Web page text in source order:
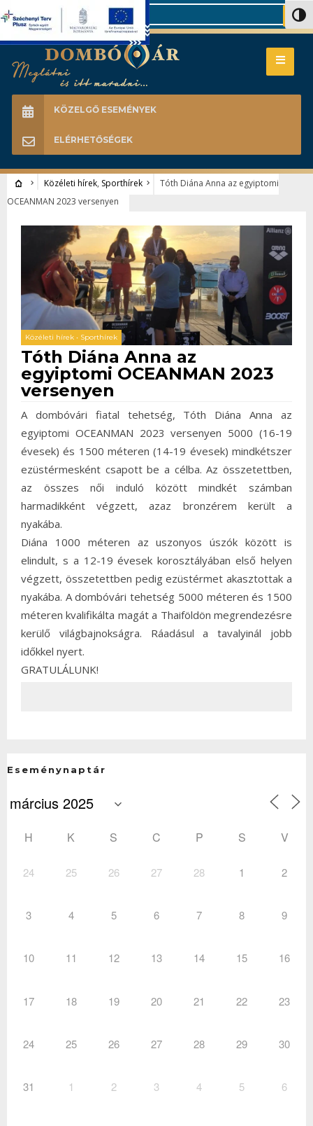
Search
KÖZELGŐ ESEMÉNYEK
ELÉRHETŐSÉGEK
Közéleti hírek, Sporthírek
Tóth Diána Anna az egyiptomi
OCEANMAN 2023 versenyen
Közéleti hírek • Sporthírek
Tóth Diána Anna az
egyiptomi OCEANMAN 2023
versenyen
A dombóvári fiatal tehetség, Tóth Diána Anna az
egyiptomi OCEANMAN 2023 versenyen 5000 (16-19
évesek) és 1500 méteren (14-19 évesek) mindkétszer
ezüstérmesként csapott be a célba. Az összetettben,
az összes női induló között mindkét számban
harmadikként végzett, azaz bronzérem került a
nyakába.
Diána 1000 méteren az uszonyos úszók között is
elindult, s a 12-19 évesek korosztályában első helyen
végzett, összetettben pedig ezüstérmet akasztottak a
nyakába. A dombóvári tehetség 5000 méteren és 1500
méteren kvalifikálta magát a Thaiföldön megrendezésre
kerülő világbajnokságra. Ráadásul a tavalyinál jobb
időkkel nyert.
GRATULÁLUNK!
Eseménynaptár
H K S C P S V
24 25 26 27 28 1 2
3 4 5 6 7 8 9
10 11 12 13 14 15 16
17 18 19 20 21 22 23
24 25 26 27 28 29 30
31 1 2 3 4 5 6